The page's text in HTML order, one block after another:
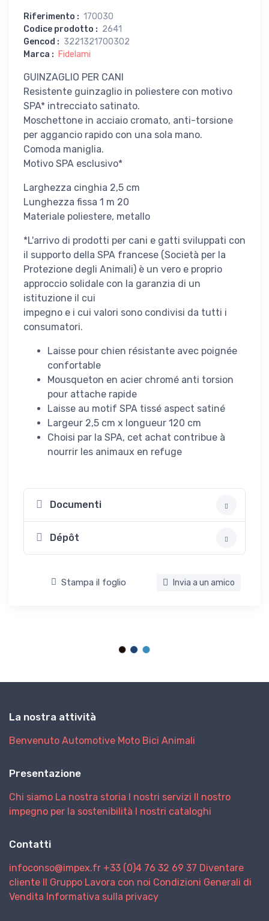
Riferimento : 170030
Codice prodotto : 2641
Gencod : 3221321700302
Marca : Fidelami
GUINZAGLIO PER CANI
Resistente guinzaglio in poliestere con motivo
SPA* intrecciato satinato.
Moschettone in acciaio cromato, anti-torsione
per aggancio rapido con una sola mano.
Comoda maniglia.
Motivo SPA esclusivo*
Larghezza cinghia 2,5 cm
Lunghezza fissa 1 m 20
Materiale poliestere, metallo
*L'arrivo di prodotti per cani e gatti sviluppati con
il supporto della SPA francese (Società per la
Protezione degli Animali) è un vero e proprio
approccio solidale con la garanzia di un
istituzione il cui
impegno e i cui valori sono condivisi da tutti i
consumatori.
Laisse pour chien résistante avec poignée
confortable
Mousqueton en acier chromé anti torsion
pour attache rapide
Laisse au motif SPA tissé aspect satiné
Largeur 2,5 cm x longueur 120 cm
Choisi par la SPA, cet achat contribue à
nourrir les animaux en refuge
Documenti
Dépôt
Stampa il foglio Invia a un amico
La nostra attività
Benvenuto Automotive Moto Bici Animali
Presentazione
Chi siamo La nostra storia I nostri servizi Il nostro
impegno per la sostenibilità I nostri cataloghi
Contatti
infoconso@impex.fr +33 (0)4 76 32 69 37 Diventare
cliente Il Gruppo Lavora con noi Condizioni Generali di
Vendita Informativa sulla privacy